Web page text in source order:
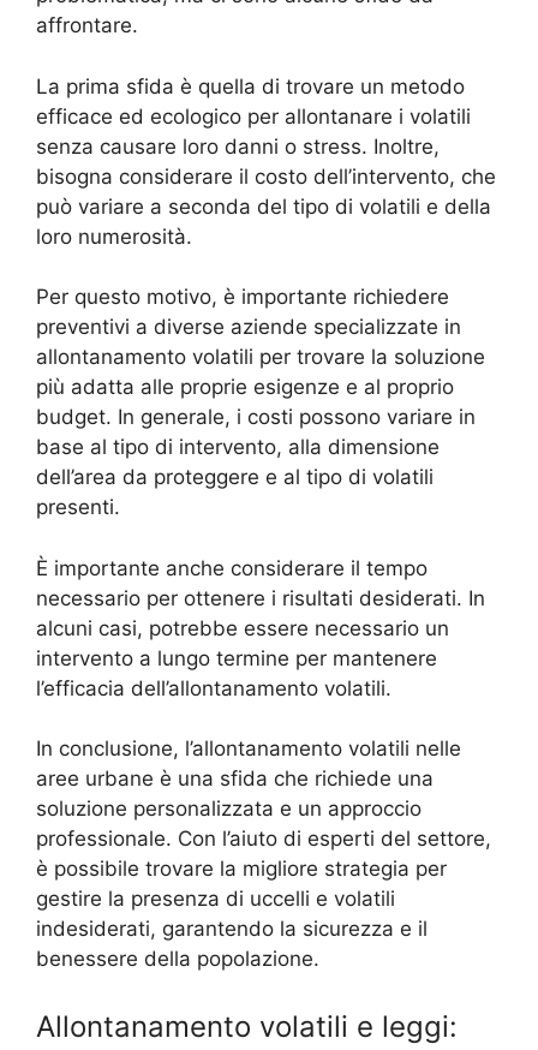
affrontare.
La prima sfida è quella di trovare un metodo
efficace ed ecologico per allontanare i volatili
senza causare loro danni o stress. Inoltre,
bisogna considerare il costo dell’intervento, che
può variare a seconda del tipo di volatili e della
loro numerosità.
Per questo motivo, è importante richiedere
preventivi a diverse aziende specializzate in
allontanamento volatili per trovare la soluzione
più adatta alle proprie esigenze e al proprio
budget. In generale, i costi possono variare in
base al tipo di intervento, alla dimensione
dell’area da proteggere e al tipo di volatili
presenti.
È importante anche considerare il tempo
necessario per ottenere i risultati desiderati. In
alcuni casi, potrebbe essere necessario un
intervento a lungo termine per mantenere
l’efficacia dell’allontanamento volatili.
In conclusione, l’allontanamento volatili nelle
aree urbane è una sfida che richiede una
soluzione personalizzata e un approccio
professionale. Con l’aiuto di esperti del settore,
è possibile trovare la migliore strategia per
gestire la presenza di uccelli e volatili
indesiderati, garantendo la sicurezza e il
benessere della popolazione.
Allontanamento volatili e leggi: